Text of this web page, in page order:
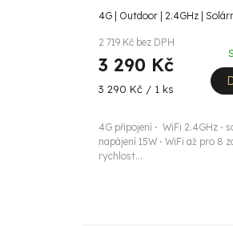
4G | Outdoor | 2.4GHz |
2 719 Kč bez DPH
3 290 Kč
Měrná
3 290 Kč / 1 ks
4G připojení ⋅ WiFi 2.4GHz ⋅
napájení 15W ⋅ WiFi až pro 8
rychlost...